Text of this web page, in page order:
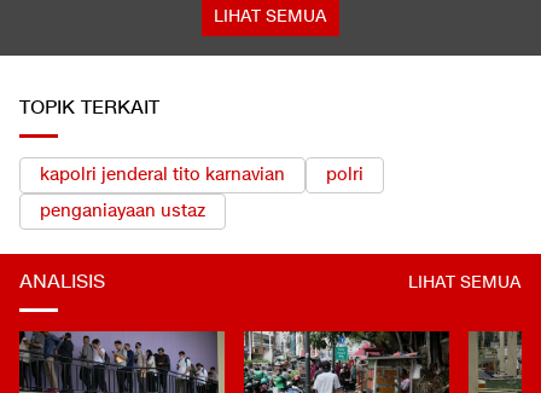
LIHAT SEMUA
TOPIK TERKAIT
kapolri jenderal tito karnavian
polri
penganiayaan ustaz
ANALISIS LIHAT SEMUA